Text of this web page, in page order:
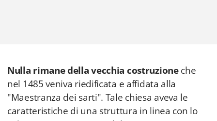
Nulla rimane della vecchia costruzioneche
nel 1485 veniva riedificata e affidata alla
"Maestranza dei sarti". Tale chiesa aveva le
caratteristiche di una struttura in linea con lo